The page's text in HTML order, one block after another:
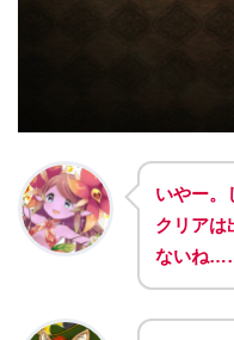
いやー。
クリアは
ないね